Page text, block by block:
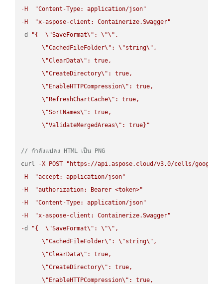
- H
"Content-Type: application/json"
- H
"x-aspose-client: Containerize.Swagger"
-d "{ \"SaveFormat\" : \"\" ,
\"CachedFileFolder\" : \"string\" ,
\"ClearData\" : true,
\"CreateDirectory\" : true,
\" EnableHTTPCompression\" : true,
\" RefreshChartCache\" : true,
\"SortNames\" : true,
\"ValidateMergedAreas\" : true}"
// กำลังแปลง HTML เป็น PNG
curl
-X POST
"https://api.aspose.cloud/v3.0/cells/
- H
"accept: application/json"
- H
"authorization: Bearer <token>"
- H
"Content-Type: application/json"
- H
"x-aspose-client: Containerize.Swagger"
-d "{ \"SaveFormat\" : \"\" ,
\"CachedFileFolder\" : \"string\" ,
\"ClearData\" : true,
\"CreateDirectory\" : true,
\" EnableHTTPCompression\" : true,